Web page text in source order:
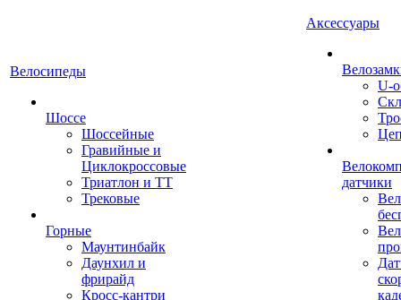
Велосипеды
Шоссе
Шоссейные
Гравийные и
Циклокроссовые
Триатлон и ТТ
Трековые
Горные
Маунтинбайк
Даунхил и
фрирайд
Кросс-кантри
Аксессуары
U-
датчики